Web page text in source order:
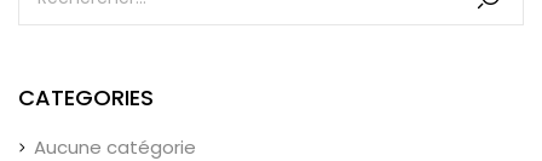
CATEGORIES
Aucune catégorie